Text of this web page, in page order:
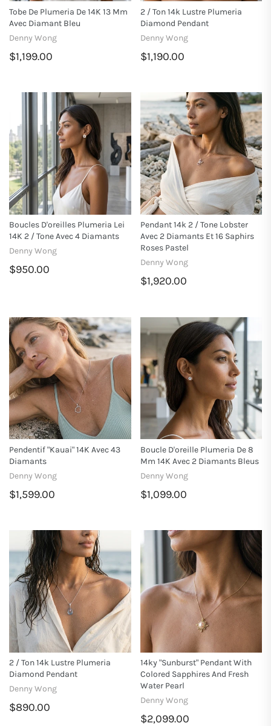
Tobe De Plumeria De 14K 13 Mm
Avec Diamant Bleu
Denny Wong
$1,199.00
2 / Ton 14k Lustre Plumeria
Diamond Pendant
Denny Wong
$1,190.00
Boucles D'oreilles Plumeria Lei
14K 2 / Tone Avec 4 Diamants
Denny Wong
$950.00
Pendant 14k 2 / Tone Lobster
Avec 2 Diamants Et 16 Saphirs
Roses Pastel
Denny Wong
$1,920.00
Pendentif "kauai" 14K Avec 43
Diamants
Denny Wong
$1,599.00
Boucle D'oreille Plumeria De 8
Mm 14K Avec 2 Diamants Bleus
Denny Wong
$1,099.00
2 / Ton 14k Lustre Plumeria
Diamond Pendant
Denny Wong
$890.00
14ky "Sunburst" Pendant With
Colored Sapphires And Fresh
Water Pearl
Denny Wong
$2,099.00